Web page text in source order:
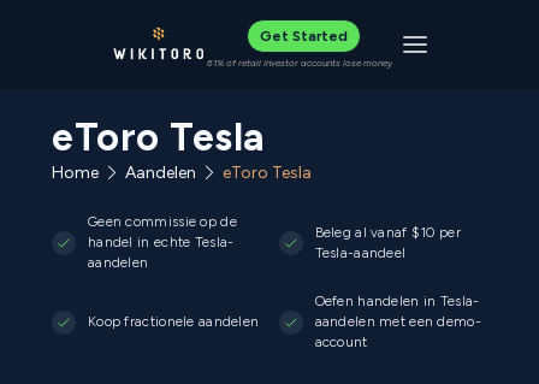
Get Started
61% of retail investor accounts lose money Toggle
eToro Tesla
Home Aandelen eToro Tesla
Geen commissie op de
handel in echte Tesla-
aandelen
Beleg al vanaf $10 per
Tesla-aandeel
Koop fractionele aandelen
Oefen handelen in Tesla-
aandelen met een demo-
account